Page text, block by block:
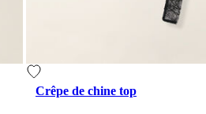
Crêpe de chine top